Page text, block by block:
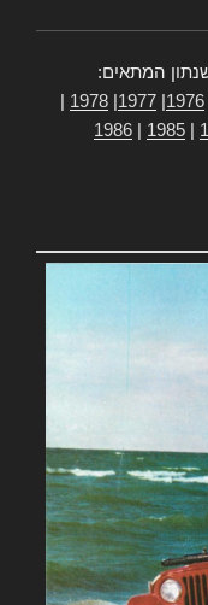
המתאים:
1976
1977
1978
1985
1986